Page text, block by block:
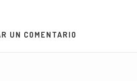
UN COMENTARIO